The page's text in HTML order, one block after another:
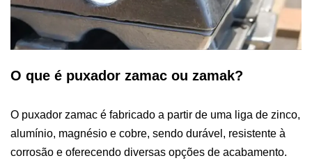
O que é puxador zamac ou zamak?
O puxador zamac é fabricado a partir de uma liga de zinco,
alumínio, magnésio e cobre, sendo durável, resistente à
corrosão e oferecendo diversas opções de acabamento.